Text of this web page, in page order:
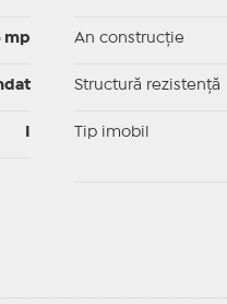
mp An construcție
Structură rezistență
Tip imobil